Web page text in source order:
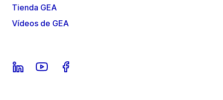
Tienda GEA
Vídeos de GEA